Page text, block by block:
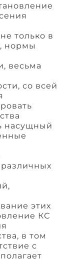
только в
нормы
весьма
со всей
насущный
этих
КС
в том
с